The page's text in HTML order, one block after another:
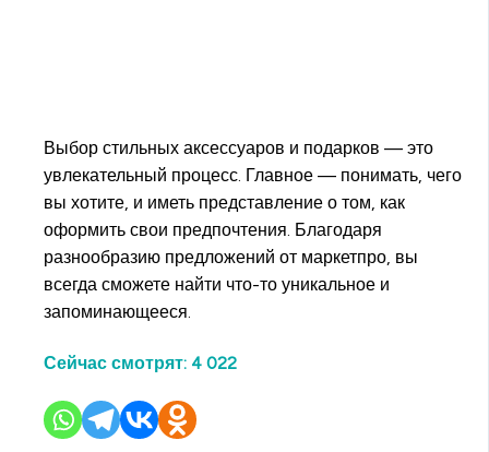
Выбор стильных аксессуаров и подарков — это
увлекательный процесс. Главное — понимать, чего
вы хотите, и иметь представление о том, как
оформить свои предпочтения. Благодаря
разнообразию предложений от маркетпро, вы
всегда сможете найти что-то уникальное и
запоминающееся.
Сейчас смотрят: 4 022